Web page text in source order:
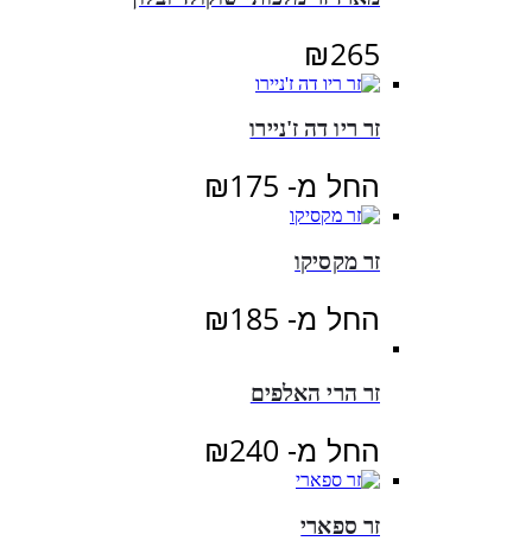
₪265
זר ריו דה ז'ניירו
החל מ- ₪175
זר מקסיקו
החל מ- ₪185
זר הרי האלפים
החל מ- ₪240
זר ספארי